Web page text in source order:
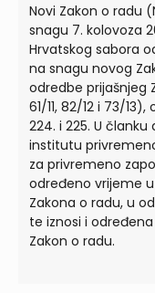
Novi Zakon o radu
snagu 7. kolovoza
Hrvatskog sabora
na snagu novog
odredbe prijašnjeg
61/11, 82/12 i 73/
224. i 225. U
institutu
za privremeno
određeno vrijeme
Zakona o radu, u
te iznosi i
Zakon o radu.